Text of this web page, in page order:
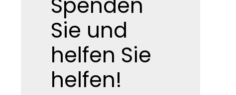
Sie und
helfen Sie
helfen!